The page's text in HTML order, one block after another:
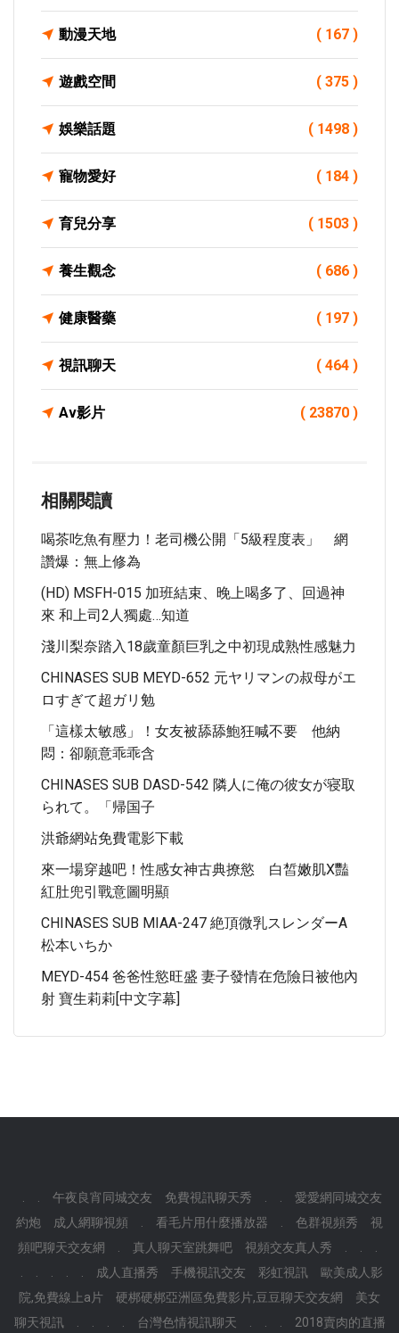
動漫天地 ( 167 )
遊戲空間 ( 375 )
娛樂話題 ( 1498 )
寵物愛好 ( 184 )
育兒分享 ( 1503 )
養生觀念 ( 686 )
健康醫藥 ( 197 )
視訊聊天 ( 464 )
Av影片 ( 23870 )
相關閱讀
喝茶吃魚有壓力！老司機公開「5級程度表」 網
讚爆：無上修為
(HD) MSFH-015 加班結束、晚上喝多了、回過神
來 和上司2人獨處…知道
淺川梨奈踏入18歲童顏巨乳之中初現成熟性感魅力
CHINASES SUB MEYD-652 元ヤリマンの叔母がエ
ロすぎて超ガリ勉
「這樣太敏感」！女友被舔舔鮑狂喊不要 他納
悶：卻願意乖乖含
CHINASES SUB DASD-542 隣人に俺の彼女が寝取
られて。「帰国子
洪爺網站免費電影下載
來一場穿越吧！性感女神古典撩慾 白皙嫩肌X豔
紅肚兜引戰意圖明顯
CHINASES SUB MIAA-247 絶頂微乳スレンダーA
松本いちか
MEYD-454 爸爸性慾旺盛 妻子發情在危險日被他內
射 寶生莉莉[中文字幕]
午夜良宵同城交友 免費視訊聊天秀
愛愛網同城交友
約炮
成人網聊視頻 看毛片用什麼播放器 色群視頻秀
視
頻吧聊天交友網
真人聊天室跳舞吧 視頻交友真人秀
成人直播秀 手機視訊交友 彩虹視訊
歐美成人影
院,免費線上a片
硬梆硬梆亞洲區免費影片,豆豆聊天交友網
美女
聊天視訊
台灣色情視訊聊天 2018賣肉的直播